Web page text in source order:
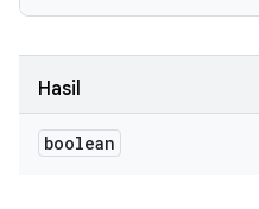
Hasil
boolean